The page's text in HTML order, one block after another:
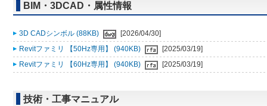
BIM・3DCAD・属性情報
3D CADシンボル (88KB)
[2026/04/30]
Revitファミリ 【50Hz専用】 (940KB)
[2025/03/19]
Revitファミリ 【60Hz専用】 (940KB)
[2025/03/19]
技術・工事マニュアル